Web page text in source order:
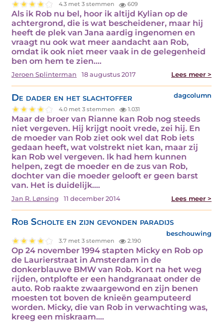
4.3 met 3 stemmen 609
Als ik Rob nu bel, hoor ik altijd Kylian op de
achtergrond, die is wat bescheidener, maar hij
heeft de plek van Jana aardig ingenomen en
vraagt nu ook wat meer aandacht aan Rob,
omdat ik ook niet meer vaak in de gelegenheid
ben om hem te zien.…
Jeroen Splinterman 18 augustus 2017 Lees meer >
De dader en het slachtoffer dagcolumn
4.0 met 3 stemmen 1.031
Maar de broer van Rianne kan Rob nog steeds
niet vergeven. Hij krijgt nooit vrede, zei hij. En
de moeder van Rob ziet ook wel dat Rob iets
gedaan heeft, wat volstrekt niet kan, maar zij
kan Rob wel vergeven. Ik had hem kunnen
helpen, zegt de moeder en de zus van Rob,
dochter van die moeder gelooft er geen barst
van. Het is duidelijk.…
Jan R. Lønsing 11 december 2014 Lees meer >
Rob Scholte en zijn gevonden paradijs
beschouwing
3.7 met 3 stemmen 2.190
Op 24 november 1994 stapten Micky en Rob op
de Laurierstraat in Amsterdam in de
donkerblauwe BMW van Rob. Kort na het weg
rijden, ontplofte er een handgranaat onder de
auto. Rob raakte zwaargewond en zijn benen
moesten tot boven de knieën geamputeerd
worden. Micky, die van Rob in verwachting was,
kreeg een miskraam.…